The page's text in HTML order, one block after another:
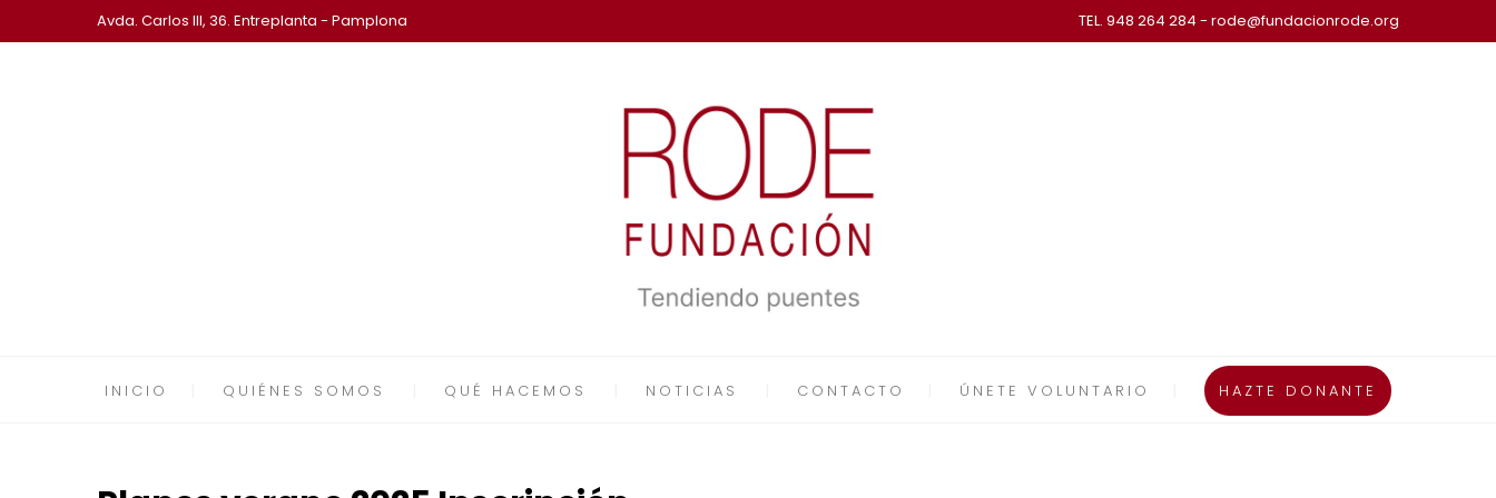
Avda. Carlos III, 36. Entreplanta - Pamplona TEL. 948 264 284 - rode@fundacionrode.org
INICIO QUIÉNES SOMOS QUÉ HACEMOS NOTICIAS CONTACTO ÚNETE VOLUNTARIO HAZTE DONANTE